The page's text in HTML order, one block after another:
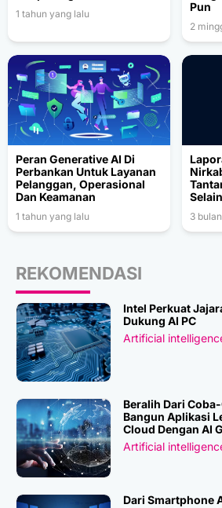
1 tahun yang lalu
Pun
2
Peran Generative AI Di
Perbankan Untuk Layanan
Pelanggan, Operasional
Dan Keamanan
1 tahun yang lalu 3
REKOMENDASI
Intel Perkuat
Dukung AI PC
Artificial
Beralih Dari
Bangun Aplikasi
Cloud Dengan AI
Artificial
Dari Smartphone